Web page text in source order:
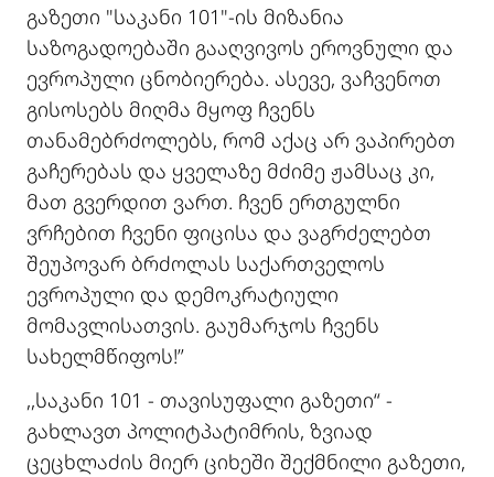
გაზეთი "საკანი 101"-ის მიზანია
საზოგადოებაში გააღვივოს ეროვნული და
ევროპული ცნობიერება. ასევე, ვაჩვენოთ
გისოსებს მიღმა მყოფ ჩვენს
თანამებრძოლებს, რომ აქაც არ ვაპირებთ
გაჩერებას და ყველაზე მძიმე ჟამსაც კი,
მათ გვერდით ვართ. ჩვენ ერთგულნი
ვრჩებით ჩვენი ფიცისა და ვაგრძელებთ
შეუპოვარ ბრძოლას საქართველოს
ევროპული და დემოკრატიული
მომავლისათვის. გაუმარჯოს ჩვენს
სახელმწიფოს!”
,,საკანი 101 - თავისუფალი გაზეთი“ -
გახლავთ პოლიტპატიმრის, ზვიად
ცეცხლაძის მიერ ციხეში შექმნილი გაზეთი,